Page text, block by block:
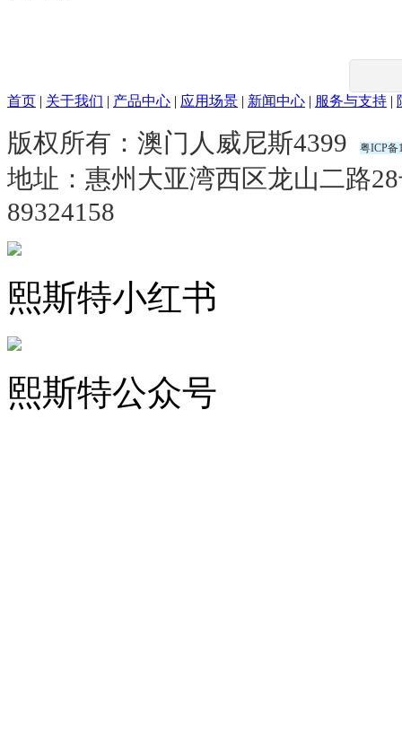
首页 | 关于我们 | 产品中心 | 应用场景 | 新闻中心 | 服务与支持 |
版权所有：澳门人威尼斯4399 粤ICP备
地址：惠州大亚湾西区龙山二路
89324158
熙斯特小红书
熙斯特公众号